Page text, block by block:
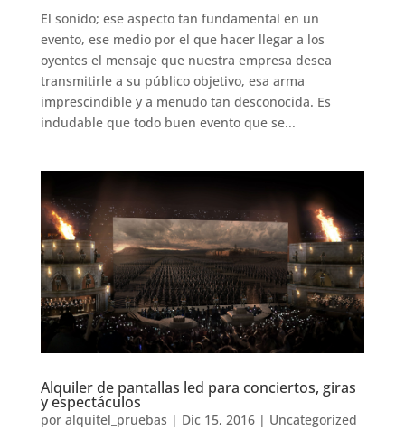
El sonido; ese aspecto tan fundamental en un
evento, ese medio por el que hacer llegar a los
oyentes el mensaje que nuestra empresa desea
transmitirle a su público objetivo, esa arma
imprescindible y a menudo tan desconocida. Es
indudable que todo buen evento que se...
Alquiler de pantallas led para conciertos, giras
y espectáculos
por alquitel_pruebas | Dic 15, 2016| Uncategorized